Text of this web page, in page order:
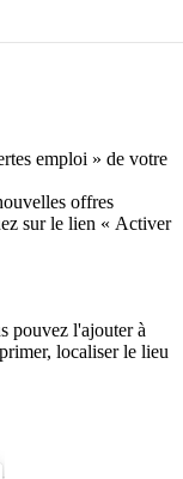
emploi » de votre
offres
sur le lien « Activer
pouvez l'ajouter à
localiser le lieu